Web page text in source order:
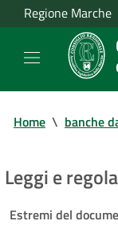
Regione Marche
Home \ banche
Leggi e
Estremi del